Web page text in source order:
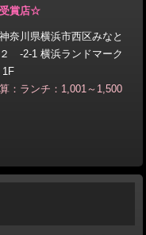
賞店☆
奈川県横浜市西区みなと
-2-1 横浜ランドマーク
1F
：ランチ：1,001～1,500